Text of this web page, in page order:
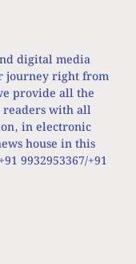
digital media
journey right from
provide all the
readers with all
in electronic
house in this
9932953367/+91